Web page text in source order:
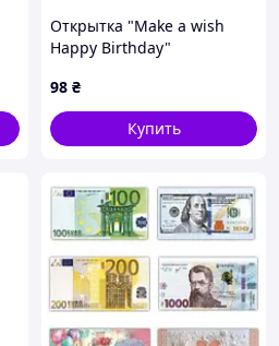
Открытка "Make a wish
Happy Birthday"
98 ₴
Купить